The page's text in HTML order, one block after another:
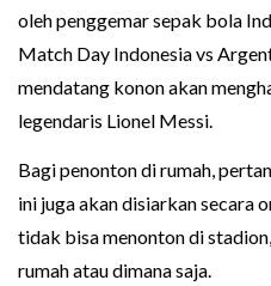
oleh penggemar sepak bola
Match Day Indonesia vs
mendatang konon akan
legendaris Lionel Messi.
Bagi penonton di rumah,
ini juga akan disiarkan secara
tidak bisa menonton di
rumah atau dimana saja.